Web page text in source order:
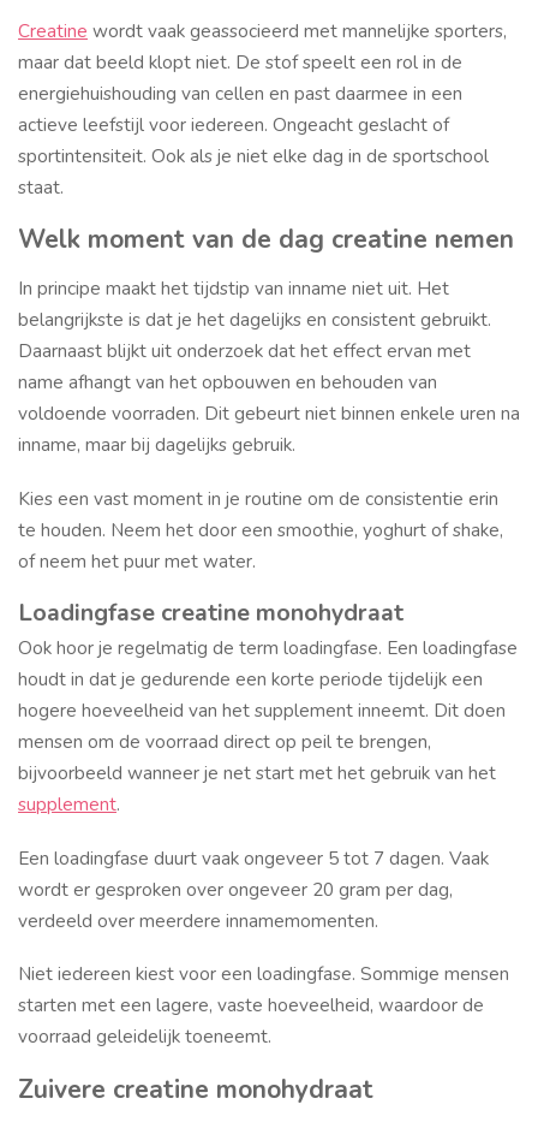
Creatine wordt vaak geassocieerd met mannelijke sporters,
maar dat beeld klopt niet. De stof speelt een rol in de
energiehuishouding van cellen en past daarmee in een
actieve leefstijl voor iedereen. Ongeacht geslacht of
sportintensiteit. Ook als je niet elke dag in de sportschool
staat.
Welk moment van de dag creatine nemen
In principe maakt het tijdstip van inname niet uit. Het
belangrijkste is dat je het dagelijks en consistent gebruikt.
Daarnaast blijkt uit onderzoek dat het effect ervan met
name afhangt van het opbouwen en behouden van
voldoende voorraden. Dit gebeurt niet binnen enkele uren na
inname, maar bij dagelijks gebruik.
Kies een vast moment in je routine om de consistentie erin
te houden. Neem het door een smoothie, yoghurt of shake,
of neem het puur met water.
Loadingfase creatine monohydraat
Ook hoor je regelmatig de term loadingfase. Een loadingfase
houdt in dat je gedurende een korte periode tijdelijk een
hogere hoeveelheid van het supplement inneemt. Dit doen
mensen om de voorraad direct op peil te brengen,
bijvoorbeeld wanneer je net start met het gebruik van het
supplement.
Een loadingfase duurt vaak ongeveer 5 tot 7 dagen. Vaak
wordt er gesproken over ongeveer 20 gram per dag,
verdeeld over meerdere innamemomenten.
Niet iedereen kiest voor een loadingfase. Sommige mensen
starten met een lagere, vaste hoeveelheid, waardoor de
voorraad geleidelijk toeneemt.
Zuivere creatine monohydraat